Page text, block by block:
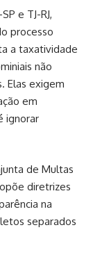
e TJ-RJ,
processo
a taxatividade
não
Elas exigem
em
ignorar
de Multas
diretrizes
na
separados